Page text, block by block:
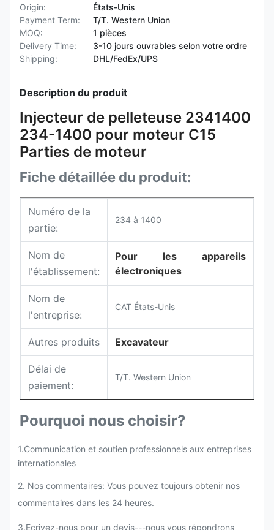
Origin:
États-Unis
Payment Term:
T/T. Western Union
MOQ:
1 pièces
Delivery Time:
3-10 jours ouvrables selon votre ordre
Shipping:
DHL/FedEx/UPS
Description du produit
Injecteur de pelleteuse 2341400
234-1400 pour moteur C15
Parties de moteur
Fiche détaillée du produit:
Numéro de la
partie:
234 à 1400
Nom de
l'établissement:
Pour les appareils
électroniques
Nom de
l'entreprise:
CAT États-Unis
Autres produits Excavateur
Délai de
paiement:
T/T. Western Union
Pourquoi nous choisir?
1.Communication et soutien professionnels aux entreprises
internationales
2. Nos commentaires: Vous pouvez toujours obtenir nos
commentaires dans les 24 heures.
3.Ecrivez-nous pour un devis---nous vous répondrons